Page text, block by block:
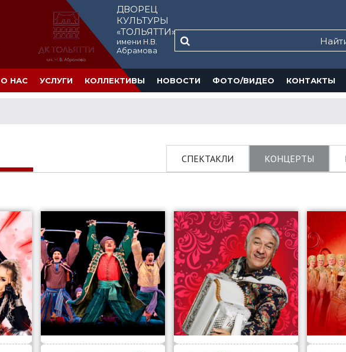
ДВОРЕЦ
КУЛЬТУРЫ
«ТОЛЬЯТТИ»
имени Н.В.
Абрамова
О НАС УСЛУГИ КОЛЛЕКТИВЫ НОВОСТИ ФОТО/ВИДЕО КОНТАКТЫ
СПЕКТАКЛИ КОНЦЕРТЫ